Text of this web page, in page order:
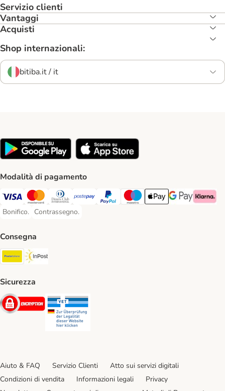
Servizio clienti
Vantaggi
Acquisti
Shop internazionali:
bitiba.it / it
Modalità di pagamento
Visa. Payment Method
Mastercard. Payment Method
Diners Club. Payment Method
Postepay. Payment Method
PayPal. Payment Method
Maestro. Payment Method
Apple pay. Payment
Google Pay
Klarna
Bonifico.
Bonifico. Payment Method
Contrassegno.
Contrassegno. Payment Method
Consegna
Poste Italiane. Shipping Method
Sicurezza
Security
Aiuto & FAQ Servizio Clienti
Atto sui servizi digitali
Condizioni di vendita
Informazioni legali
Privacy